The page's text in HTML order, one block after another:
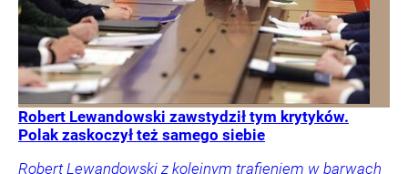
Robert Lewandowski zawstydził tym krytyków.
Polak zaskoczył też samego siebie
Robert Lewandowski z kolejnym trafieniem w barwach